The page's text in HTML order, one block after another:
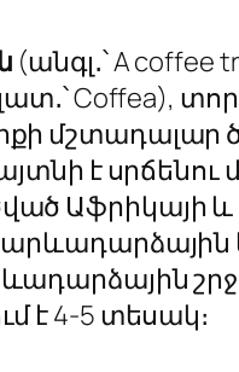
(անգլ․՝ A coffee
Coffea),
մշտադալար
է
Աֆրիկայի և
արևադարձային
է 4-5 տեսակ։